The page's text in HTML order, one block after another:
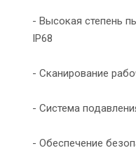
- Высокая степень
IP68
- Сканирование
- Система
- Обеспечение